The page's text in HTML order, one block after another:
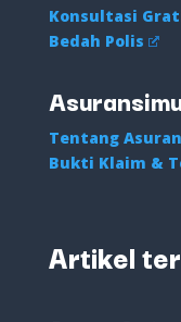
Konsultasi
Bedah Polis
Tentang
Bukti Klaim &
Artikel